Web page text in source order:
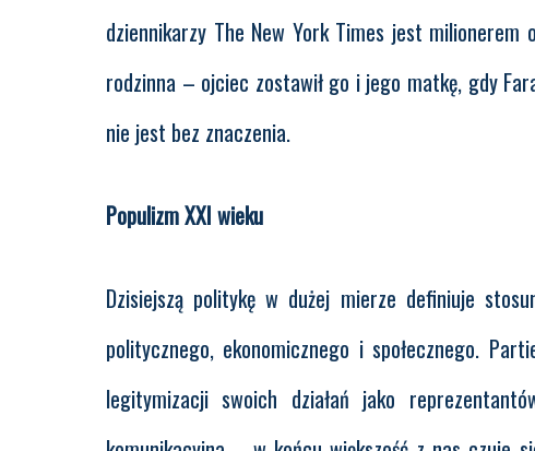
dziennikarzy The New York Times jest
rodzinna – ojciec zostawił go i jego matkę, gdy
nie jest bez znaczenia.
Populizm XXI wieku
Dzisiejszą politykę w dużej mierze definiuje
politycznego, ekonomicznego i społecznego.
legitymizacji swoich działań jako